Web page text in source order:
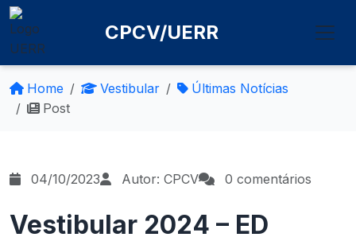
CPCV/UERR
Home Vestibular
Últimas Notícias
Post
04/10/2023 Autor: CPCV 0 comentários
Vestibular 2024 – ED